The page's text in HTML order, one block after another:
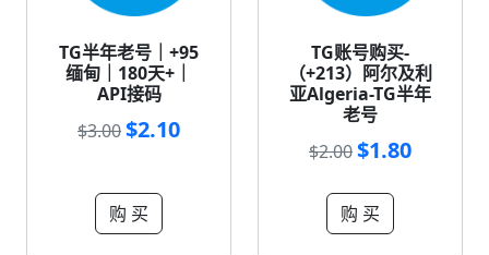
TG半年老号｜+95
缅甸｜180天+｜
API接码
$3.00$2.10
购 买
TG账号购买-
（+213）阿尔及利
亚Algeria-TG半年
老号
$2.00$1.80
购 买